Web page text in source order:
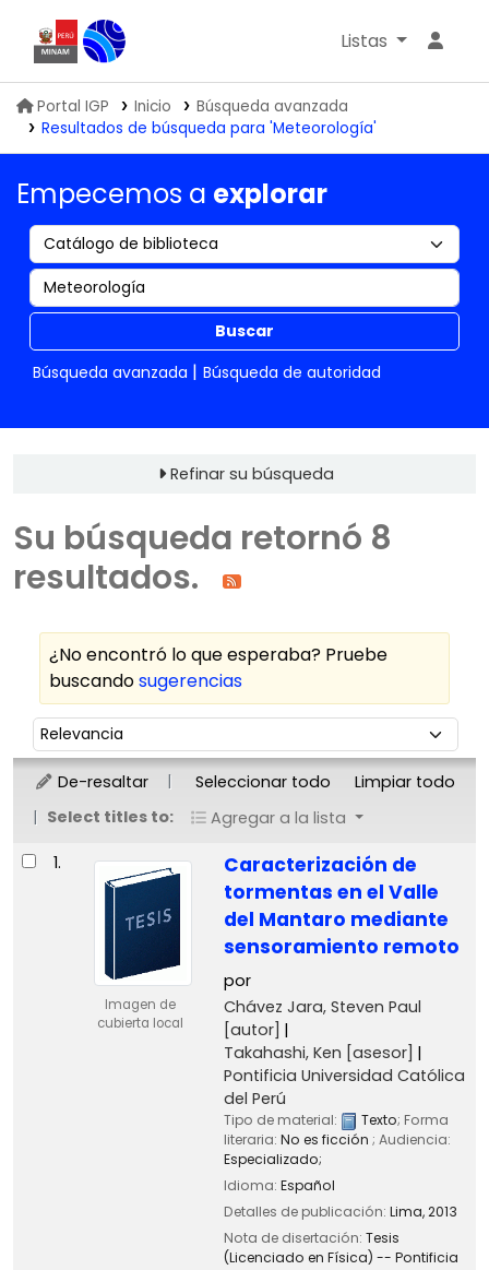
Biblioteca IGP
Listas
Portal IGP Inicio
Búsqueda avanzada
Resultados de búsqueda para 'Meteorología'
Empecemos a explorar
Buscar
Búsqueda avanzada
Búsqueda de autoridad
Refinar su búsqueda
Su búsqueda retornó 8
resultados.
¿No encontró lo que esperaba? Pruebe
buscandosugerencias
Ordenar
Ordenar por:
De-resaltar Seleccionar todo
Limpiar todo
Select titles to:
Agregar a la lista
Resultados
1.
Imagen de
cubierta local
Caracterización de
tormentas en el Valle
del Mantaro mediante
sensoramiento remoto
por
Chávez Jara, Steven Paul
[autor]
Takahashi, Ken [asesor]
Pontificia Universidad Católica
del Perú
Tipo de material: Texto; Forma
literaria: No es ficción ; Audiencia:
Especializado;
Idioma: Español
Detalles de publicación: Lima,2013
Nota de disertación: Tesis
(Licenciado en Física) -- Pontificia